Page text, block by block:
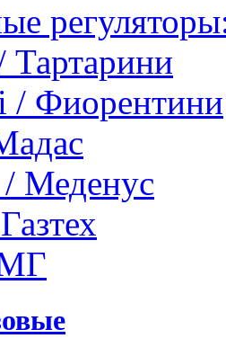
Тартарини
/ Фиорентини
Меденус